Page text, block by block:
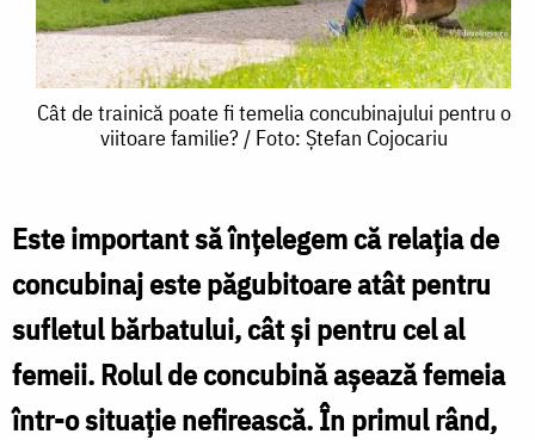
Cât
poate
fi
temelia
concubinajului
pentru
Cât de trainică poate fi temelia concubinajului pentru o
viitoare familie? / Foto: Ștefan Cojocariu
Este important să înţelegem că relaţia de
concubinaj este păgubitoare atât pentru
sufletul bărbatului, cât şi pentru cel al
femeii. Rolul de concubină aşează femeia
într-o situaţie nefirească. În primul rând,